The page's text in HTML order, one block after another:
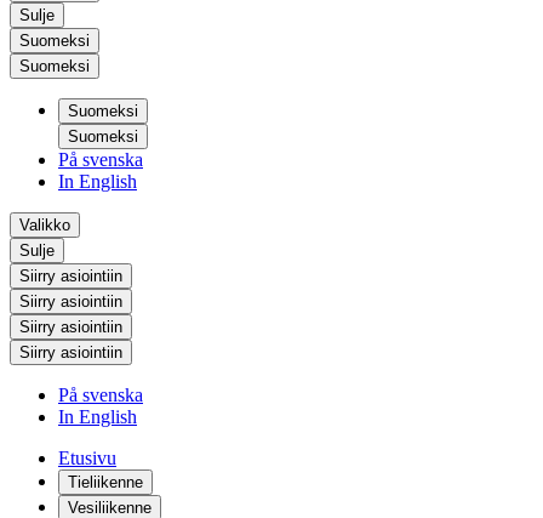
Sulje
Suomeksi
Suomeksi
Suomeksi
Suomeksi
På svenska
In English
Valikko
Sulje
Siirry asiointiin
Siirry asiointiin
Siirry asiointiin
Siirry asiointiin
På svenska
In English
Etusivu
Tieliikenne
Vesiliikenne